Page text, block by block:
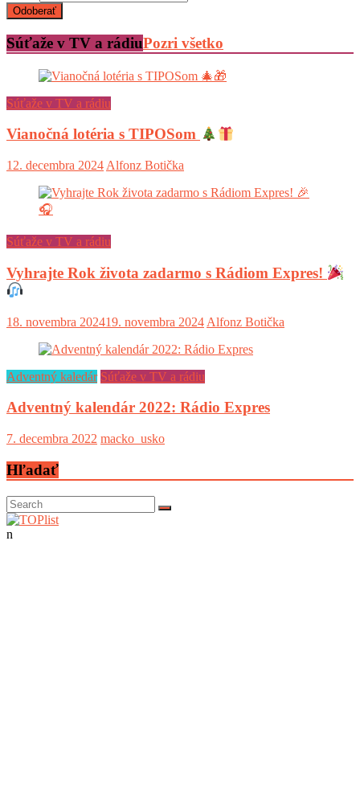
Súťaže v TV a rádiuPozri všetko
Súťaže v TV a rádiu
Vianočná lotéria s TIPOSom
12. decembra 2024 Alfonz Botička
Súťaže v TV a rádiu
Vyhrajte Rok života zadarmo s Rádiom Expres!
18. novembra 202419. novembra 2024 Alfonz Botička
Adventný kaledár Súťaže v TV a rádiu
Adventný kalendár 2022: Rádio Expres
7. decembra 2022 macko_usko
Hľadať
n